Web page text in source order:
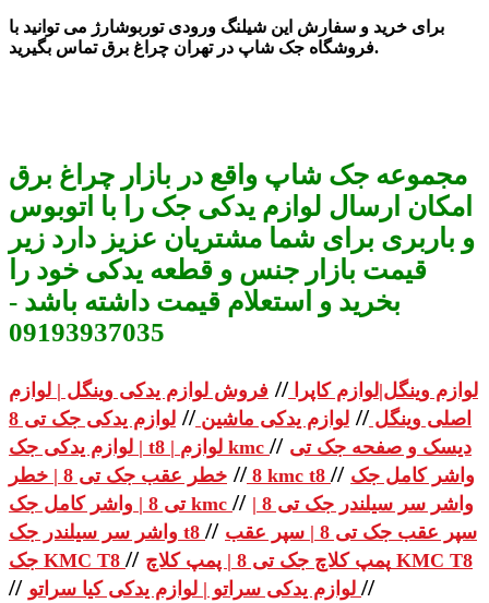
برای خرید و سفارش این شیلنگ ورودی توربوشارژ می توانید با
فروشگاه جک شاپ در تهران چراغ برق تماس بگیرید.
مجموعه جک شاپ واقع در بازار چراغ برق
امکان ارسال لوازم یدکی جک را با اتوبوس
و باربری برای شما مشتریان عزیز دارد زیر
قیمت بازار جنس و قطعه یدکی خود را
بخرید و استعلام قیمت داشته باشد -
09193937035
لوازم وینگل|لوازم کاپرا // فروش لوازم یدکی وینگل | لوازم
اصلی وینگل // لوازم یدکی ماشین //
لوازم یدکی جک تی 8
| لوازم یدکی جک t8 | لوازم kmc // دیسک و صفحه جک تی
8
// خطر عقب جک تی 8 | خطر kmc t8 // واشر کامل جک
تی 8 | واشر کامل جک kmc // واشر سر سیلندر جک تی 8 |
واشر سر سیلندر جک t8 // سپر عقب جک تی 8 | سپر عقب
جک KMC T8 // پمپ کلاچ جک تی 8 | پمپ کلاچ KMC T8
// //